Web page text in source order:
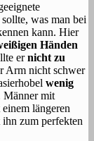
was man bei
kann. Hier
Händen
ernicht zu
Arm nicht schwer
wenig
Männer mit
längeren
zum perfekten